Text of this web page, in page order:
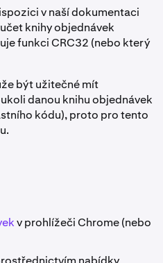
v naší dokumentaci
knihy objednávek
funkci CRC32 (nebo který
být užitečné mít
danou knihu objednávek
kódu), proto pro tento
v prohlížeči Chrome (nebo